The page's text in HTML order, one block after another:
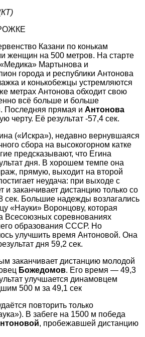
Казани по конькам
женщин на 500 метров. На старте
Мартынова и
города и республики Антонова
и конькобежцы устремляются
метрах Антонова обходит свою
всё больше и больше
Последняя прямая и Антонова
черту. Её результат -57,4 сек.
(«Искра»), недавно вернувшаяся
сбора на высокогорном катке
предсказывают, что Егина
дня. В хорошем темпе она
прямую, выходит на второй
неудача: при выходе с
и заканчивает дистанцию только со
сек. Большие надежды возлагались
«Науки» Воронцову, которая
Всесоюзных соревнованиях
образования СССР. Но
улучшить время Антоновой. Она
дня 59,2 сек.
заканчивает дистанцию молодой
Божедомов. Его время — 49,3
улучшается динамовцем
500 м за 49,1 сек
повторить только
В забеге на 1500 м победа
, пробежавшей дистанцию